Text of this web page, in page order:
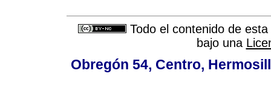
Todo el contenido de
bajo una
Obregón 54, Centro,